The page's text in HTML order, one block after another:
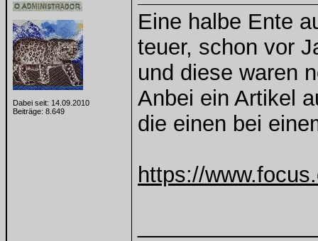
Dabei seit: 14.09.2010
Beiträge: 8.649
Eine halbe Ente
teuer, schon vor
und diese waren
Anbei ein Artikel
die einen bei
https://